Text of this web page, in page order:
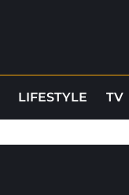
LIFESTYLE TV